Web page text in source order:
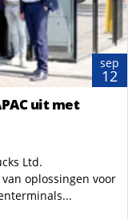
sep
12
uit met
Ltd.
oplossingen voor